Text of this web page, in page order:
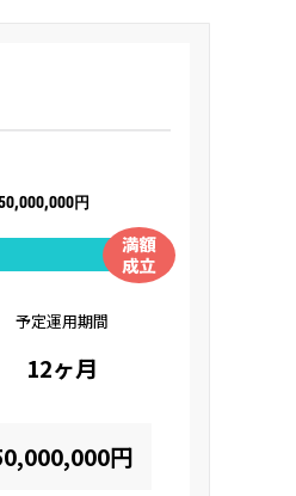
円
予定運用期間
12ヶ月
円